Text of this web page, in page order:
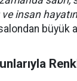
insan
büyük